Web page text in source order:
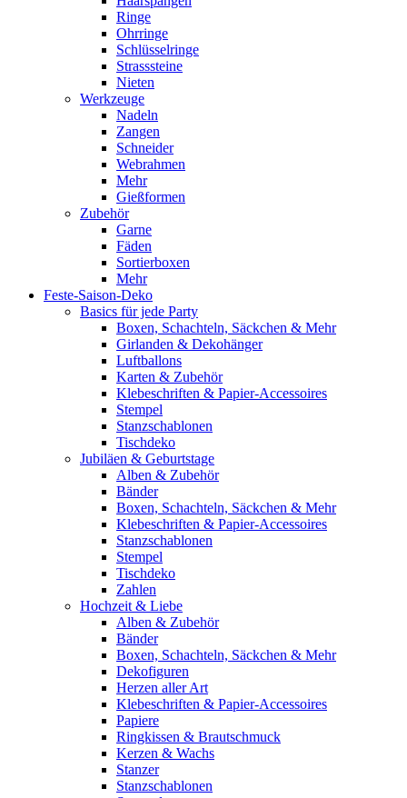
Ringe
Ohrringe
Schlüsselringe
Strasssteine
Nieten
Werkzeuge
Nadeln
Zangen
Schneider
Webrahmen
Mehr
Gießformen
Zubehör
Garne
Fäden
Sortierboxen
Mehr
Feste-Saison-Deko
Basics für jede Party
Boxen, Schachteln, Säckchen & Mehr
Girlanden & Dekohänger
Luftballons
Karten & Zubehör
Klebeschriften & Papier-Accessoires
Stempel
Stanzschablonen
Tischdeko
Jubiläen & Geburtstage
Alben & Zubehör
Bänder
Boxen, Schachteln, Säckchen & Mehr
Klebeschriften & Papier-Accessoires
Stanzschablonen
Stempel
Tischdeko
Zahlen
Hochzeit & Liebe
Alben & Zubehör
Bänder
Boxen, Schachteln, Säckchen & Mehr
Dekofiguren
Herzen aller Art
Klebeschriften & Papier-Accessoires
Papiere
Ringkissen & Brautschmuck
Kerzen & Wachs
Stanzer
Stanzschablonen